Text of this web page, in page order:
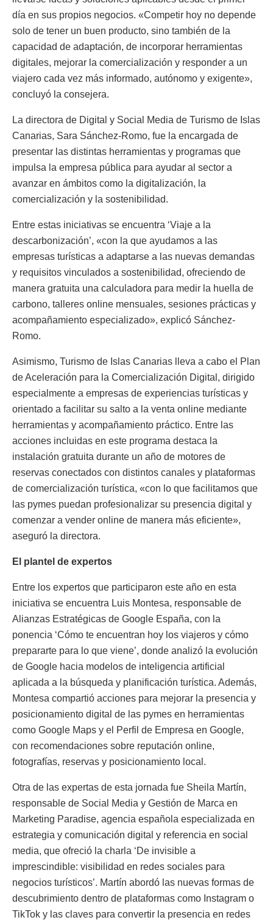
día en sus propios negocios. «Competir hoy no depende
solo de tener un buen producto, sino también de la
capacidad de adaptación, de incorporar herramientas
digitales, mejorar la comercialización y responder a un
viajero cada vez más informado, autónomo y exigente»,
concluyó la consejera.
La directora de Digital y Social Media de Turismo de Islas
Canarias, Sara Sánchez-Romo, fue la encargada de
presentar las distintas herramientas y programas que
impulsa la empresa pública para ayudar al sector a
avanzar en ámbitos como la digitalización, la
comercialización y la sostenibilidad.
Entre estas iniciativas se encuentra ‘Viaje a la
descarbonización’, «con la que ayudamos a las
empresas turísticas a adaptarse a las nuevas demandas
y requisitos vinculados a sostenibilidad, ofreciendo de
manera gratuita una calculadora para medir la huella de
carbono, talleres online mensuales, sesiones prácticas y
acompañamiento especializado», explicó Sánchez-
Romo.
Asimismo, Turismo de Islas Canarias lleva a cabo el Plan
de Aceleración para la Comercialización Digital, dirigido
especialmente a empresas de experiencias turísticas y
orientado a facilitar su salto a la venta online mediante
herramientas y acompañamiento práctico. Entre las
acciones incluidas en este programa destaca la
instalación gratuita durante un año de motores de
reservas conectados con distintos canales y plataformas
de comercialización turística, «con lo que facilitamos que
las pymes puedan profesionalizar su presencia digital y
comenzar a vender online de manera más eficiente»,
aseguró la directora.
El plantel de expertos
Entre los expertos que participaron este año en esta
iniciativa se encuentra Luis Montesa, responsable de
Alianzas Estratégicas de Google España, con la
ponencia ‘Cómo te encuentran hoy los viajeros y cómo
prepararte para lo que viene’, donde analizó la evolución
de Google hacia modelos de inteligencia artificial
aplicada a la búsqueda y planificación turística. Además,
Montesa compartió acciones para mejorar la presencia y
posicionamiento digital de las pymes en herramientas
como Google Maps y el Perfil de Empresa en Google,
con recomendaciones sobre reputación online,
fotografías, reservas y posicionamiento local.
Otra de las expertas de esta jornada fue Sheila Martín,
responsable de Social Media y Gestión de Marca en
Marketing Paradise, agencia española especializada en
estrategia y comunicación digital y referencia en social
media, que ofreció la charla ‘De invisible a
imprescindible: visibilidad en redes sociales para
negocios turísticos’. Martín abordó las nuevas formas de
descubrimiento dentro de plataformas como Instagram o
TikTok y las claves para convertir la presencia en redes